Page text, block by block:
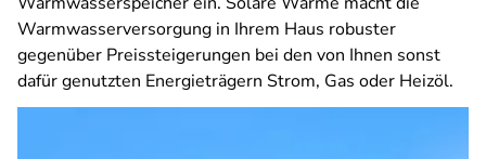
Warmwasserversorgung in Ihrem Haus robuster
gegenüber Preissteigerungen bei den von Ihnen sonst
dafür genutzten Energieträgern Strom, Gas oder Heizöl.